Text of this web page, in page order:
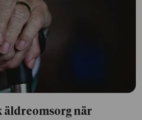
äldreomsorg när